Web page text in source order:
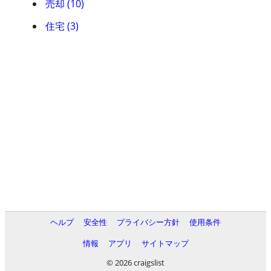
売却 (10)
住宅 (3)
ヘルプ 安全性 プライバシー方針
使用条件
情報
アプリ
サイトマップ
© 2026 craigslist